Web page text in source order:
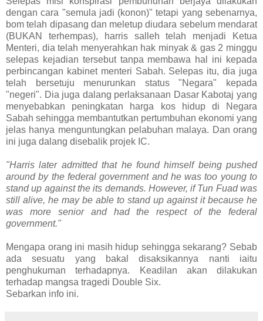
dengan cara "semula jadi (konon)" tetapi yang sebenarnya,
bom telah dipasang dan meletup diudara sebelum mendarat
(BUKAN terhempas), harris salleh telah menjadi Ketua
Menteri, dia telah menyerahkan hak minyak & gas 2 minggu
selepas kejadian tersebut tanpa membawa hal ini kepada
perbincangan kabinet menteri Sabah. Selepas itu, dia juga
telah bersetuju menurunkan status "Negara" kepada
"negeri". Dia juga dalang perlaksanaan Dasar Kabotaj yang
menyebabkan peningkatan harga kos hidup di Negara
Sabah sehingga membantutkan pertumbuhan ekonomi yang
jelas hanya menguntungkan pelabuhan malaya. Dan orang
ini juga dalang disebalik projek IC.
"Harris later admitted that he found himself being pushed
around by the federal government and he was too young to
stand up against the its demands. However, if Tun Fuad was
still alive, he may be able to stand up against it because he
was more senior and had the respect of the federal
government."
Mengapa orang ini masih hidup sehingga sekarang? Sebab
ada sesuatu yang bakal disaksikannya nanti iaitu
penghukuman terhadapnya. Keadilan akan dilakukan
terhadap mangsa tragedi Double Six.
Sebarkan info ini.